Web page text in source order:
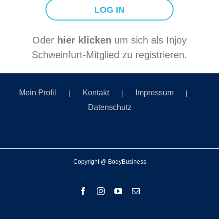
Oder hier klicken um sich als Injoy
Schweinfurt-Mitglied zu registrieren.
Mein Profil Kontakt
Impressum
Datenschutz
Copyright @ BodyBusiness
FacebookInstagramYouTube
E-